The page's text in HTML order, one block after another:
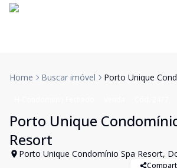
Home Buscar imóvel Porto Unique
Porto Unique
Resort
Porto Unique Condomínio Spa Resort,